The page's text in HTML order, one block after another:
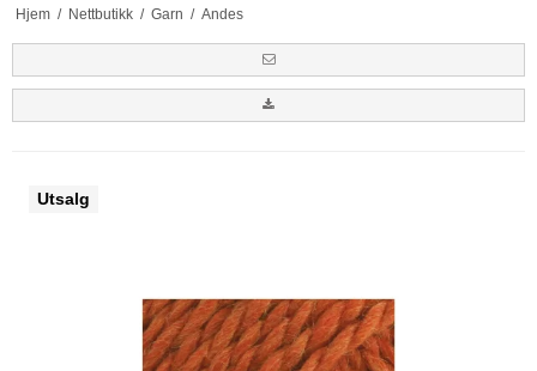
Hjem / Nettbutikk / Garn / Andes
Utsalg